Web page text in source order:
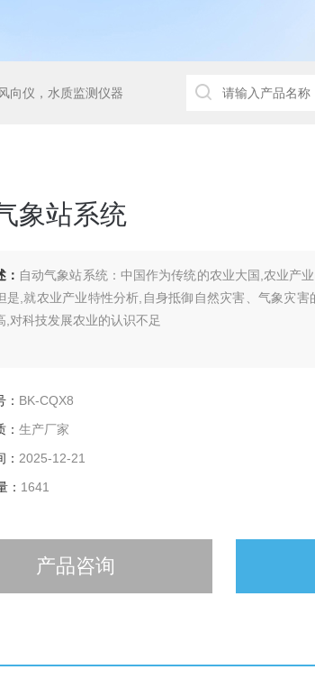
向仪，水质监测仪器
象站系统
： 自动气象站系统：中国作为传统的农业大国,农业产
是,就农业产业特性分析,自身抵御自然灾害、气象灾
,对科技发展农业的认识不足
BK-CQX8
生产厂家
2025-12-21
1641
产品咨询